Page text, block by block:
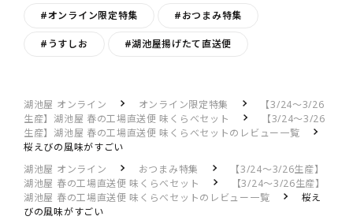
#オンライン限定特集 #おつまみ特集
#うすしお #湖池屋揚げたて直送便
湖池屋 オンライン オンライン限定特集
【3/24～3/26
生産】湖池屋 春の工場直送便 味くらべセット
【3/24～3/26
生産】湖池屋 春の工場直送便 味くらべセットのレビュー一覧
桜えびの風味がすごい
湖池屋 オンライン
おつまみ特集
【3/24～3/26生産】
湖池屋 春の工場直送便 味くらべセット
【3/24～3/26生産】
湖池屋 春の工場直送便 味くらべセットのレビュー一覧
桜え
びの風味がすごい